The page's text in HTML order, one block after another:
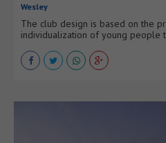
Wesley
The club design is based on the
individualization of young people